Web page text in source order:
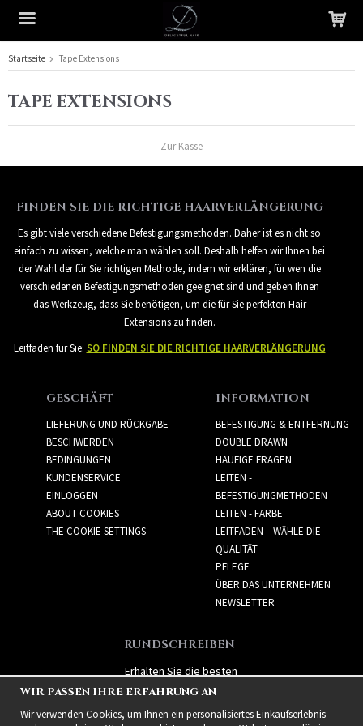
Das Produkt wurde in Ihren Warenkorb gelegt
Startseite Tape Extensions
TAPE EXTENSIONS
Zur Kasse
FINDEN SIE DIE RICHTIGE HAARVERLÄNGERUNG
Es gibt viele verschiedene Befestigungsmethoden. Daher ist es nicht so
einfach zu wissen, welche man wählen soll. Deshalb helfen wir Ihnen bei
der Wahl der für Sie richtigen Methode, indem wir erklären, für wen die
verschiedenen Befestigungsmethoden geeignet sind und geben Ihnen
das Werkzeug, dass Sie benötigen, um die für Sie perfekten Hair
Extensions zu finden.
Leitfaden für Sie: SO FINDEN SIE DIE RICHTIGE HAARVERLÄNGERUNG
GESCHÄFT
LIEFERUNG UND RÜCKGABE
BESCHWERDEN
BEDINGUNGEN
KUNDENSERVICE
EINLOGGEN
ABOUT COOKIES
THE COOKIE SETTINGS
INFORMATION
BEFESTIGUNG & ENTFERNUNG
DOUBLE DRAWN
HÄUFIGE FRAGEN
LEITEN -
BEFESTIGUNGMETHODEN
LEITEN - FARBE
LEITFADEN – WÄHLE DIE
QUALITÄT
PFLEGE
ÜBER DAS UNTERNEHMEN
NEWSLETTER
RUNDSCHREIBEN
Erhalten Sie die besten
Angebote und spannende
neue Produkte!
WIR PASSEN IHRE ERFAHRUNG AN
Wir verwenden Cookies, um Ihnen ein personalisiertes Einkaufserlebnis